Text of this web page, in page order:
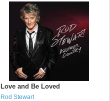
Love and Be Loved
Rod Stewart